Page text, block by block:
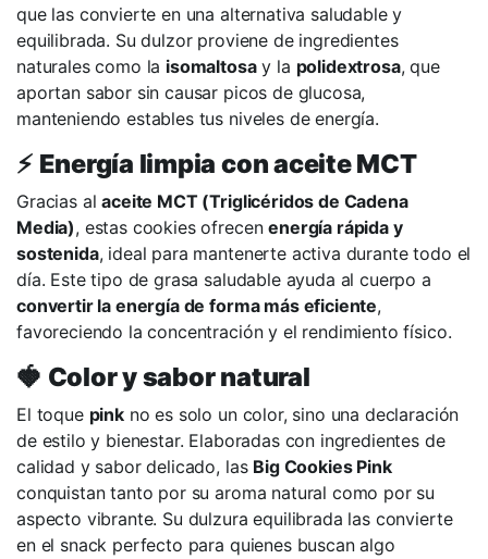
que las convierte en una alternativa saludable y
equilibrada. Su dulzor proviene de ingredientes
naturales como la isomaltosay la polidextrosa, que
aportan sabor sin causar picos de glucosa,
manteniendo estables tus niveles de energía.
⚡ Energía limpia con aceite MCT
Gracias alaceite MCT (Triglicéridos de Cadena
Media), estas cookies ofrecenenergía rápida y
sostenida, ideal para mantenerte activa durante todo el
día. Este tipo de grasa saludable ayuda al cuerpo a
convertir la energía de forma más eficiente,
favoreciendo la concentración y el rendimiento físico.
🍓 Color y sabor natural
El toque pinkno es solo un color, sino una declaración
de estilo y bienestar. Elaboradas con ingredientes de
calidad y sabor delicado, las Big Cookies Pink
conquistan tanto por su aroma natural como por su
aspecto vibrante. Su dulzura equilibrada las convierte
en el snack perfecto para quienes buscan algo